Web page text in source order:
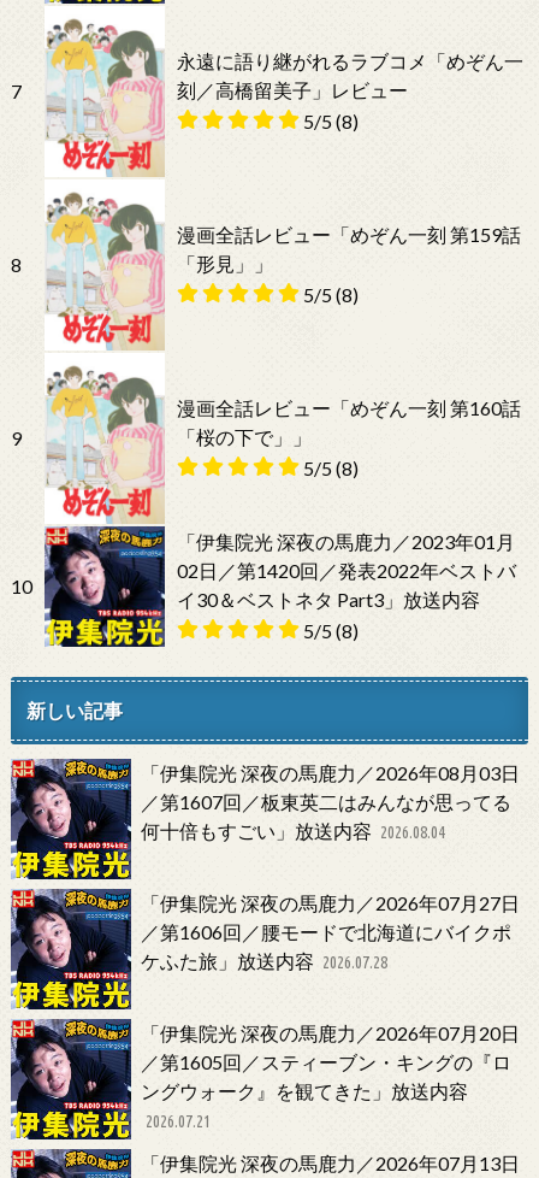
7
永遠に語り継がれるラブコメ「めぞん一
刻／高橋留美子」レビュー
5/5(8)
8
漫画全話レビュー「めぞん一刻 第159話
「形見」」
5/5(8)
9
漫画全話レビュー「めぞん一刻 第160話
「桜の下で」」
5/5(8)
10
「伊集院光 深夜の馬鹿力／2023年01月
02日／第1420回／発表2022年ベストバ
イ30＆ベストネタ Part3」放送内容
5/5(8)
新しい記事
「伊集院光 深夜の馬鹿力／2026年08月03日
／第1607回／板東英二はみんなが思ってる
何十倍もすごい」放送内容 2026.08.04
「伊集院光 深夜の馬鹿力／2026年07月27日
／第1606回／腰モードで北海道にバイクポ
ケふた旅」放送内容 2026.07.28
「伊集院光 深夜の馬鹿力／2026年07月20日
／第1605回／スティーブン・キングの『ロ
ングウォーク』を観てきた」放送内容
2026.07.21
「伊集院光 深夜の馬鹿力／2026年07月13日